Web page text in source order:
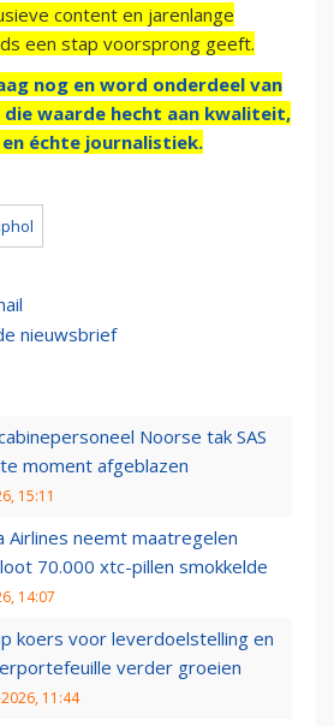
content en jarenlange
een stap voorsprong geeft.
nog en word onderdeel van
die waarde hecht aan kwaliteit,
échte journalistiek.
nieuwsbrief
Noorse tak SAS
moment afgeblazen
15:11
Airlines neemt maatregelen
70.000 xtc-pillen smokkelde
14:07
koers voor leverdoelstelling en
verder groeien
11:44